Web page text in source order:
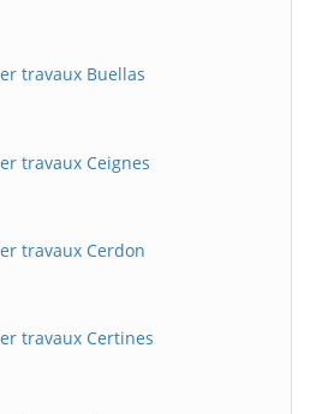
travaux Buellas
travaux Ceignes
travaux Cerdon
travaux Certines